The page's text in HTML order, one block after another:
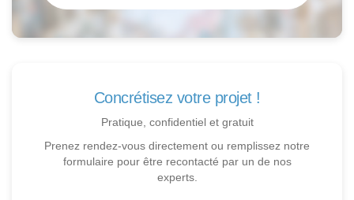
Concrétisez votre projet !
Pratique, confidentiel et gratuit
Prenez rendez-vous directement ou remplissez notre
formulaire pour être recontacté par un de nos
experts.